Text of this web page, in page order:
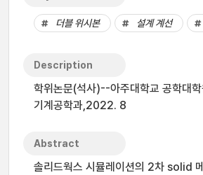
더블 위시본 설계 계선
Description
학위논문(석사)--아주대학교 공학대
기계공학과,2022. 8
Abstract
솔리드웍스 시뮬레이션의 2차 solid